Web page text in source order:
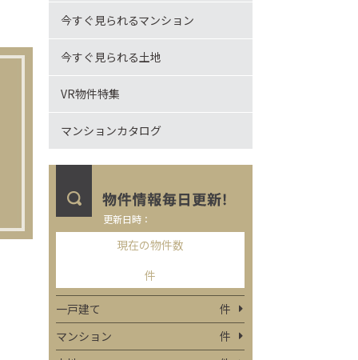
今すぐ見られるマンション
今すぐ見られる土地
VR物件特集
マンションカタログ
更新日時：
現在の物件数
件
一戸建て
件
マンション
件